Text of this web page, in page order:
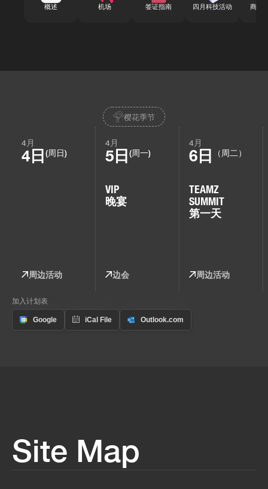
概述 机场 签证指南 四月科技活动 商务
樱花季节
4月
4日 (周日)
周边活动
4月
5日 (周一)
VIP
晚宴
边会
4月
6日 （周二）
TEAMZ
SUMMIT
第一天
周边活动
加入计划表
Site Map